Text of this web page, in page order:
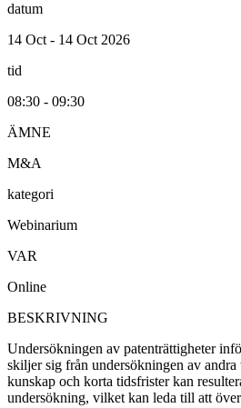
datum
14 Oct - 14 Oct 2026
tid
08:30 - 09:30
ÄMNE
M&A
kategori
Webinarium
VAR
Online
BESKRIVNING
Undersökningen av patenträttigheter
skiljer sig från undersökningen av
kunskap och korta tidsfrister kan
undersökning, vilket kan leda till att